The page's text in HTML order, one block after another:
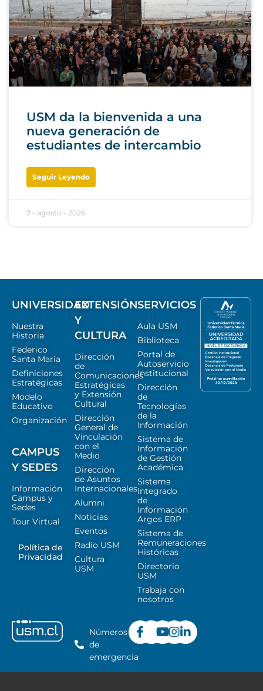
USM da la bienvenida a una
nueva generación de
estudiantes de intercambio
Seguir Leyendo
7 - agosto - 2026
UNIVERSIDAD
Nuestra
Historia
Federico
Santa María
Definiciones
Estratégicas
Modelo
Educativo
Organización
CAMPUS
Y SEDES
Información
Campus y
Sedes
Tour Virtual
Política de
Privacidad
EXTENSIÓN
Y
CULTURA
Dirección
de
Comunicaciones
Estratégicas
y Extensión
Cultural
Dirección
General de
Vinculación
con el
Medio
Dirección
de Asuntos
Internacionales
Alumni
Noticias
Eventos
Radio USM
Cultura
USM
SERVICIOS
Aula USM
Biblioteca
Portal de
Autoservicio
Institucional
Dirección
de
Tecnologías
de la
Información
Sistema de
Información
de Gestión
Académica
Sistema
Integrado
de
Información
Argos ERP
Sistema de
Remuneraciones
Históricas
Directorio
USM
Trabaja con
nosotros
Números
de
emergencia